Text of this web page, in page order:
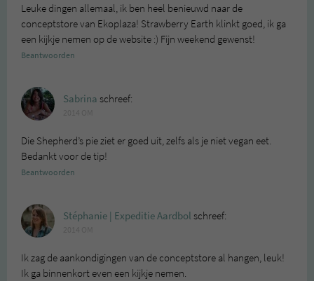
Leuke dingen allemaal, ik ben heel benieuwd naar de
conceptstore van Ekoplaza! Strawberry Earth klinkt goed, ik ga
een kijkje nemen op de website :) Fijn weekend gewenst!
Beantwoorden
Sabrina schreef:
Die Shepherd’s pie ziet er goed uit, zelfs als je niet vegan eet.
Bedankt voor de tip!
Beantwoorden
Stéphanie | Expeditie Aardbol schreef:
Ik zag de aankondigingen van de conceptstore al hangen, leuk!
Ik ga binnenkort even een kijkje nemen.